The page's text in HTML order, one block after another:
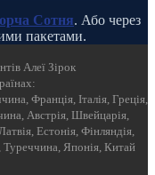
Сотня. Або через
пакетами.
Алеї Зірок
Франція, Італія, Греція,
Австрія, Швейцарія,
Естонія, Фінляндія,
Туреччина, Японія, Китай